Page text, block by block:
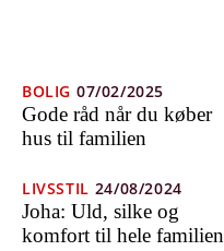
BOLIG 07/02/2025
Gode råd når du køber
hus til familien
LIVSSTIL 24/08/2024
Joha: Uld, silke og
komfort til hele familien